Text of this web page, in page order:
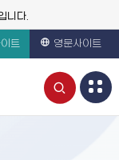
니다.
트 영문사이트
록 보기
통
합